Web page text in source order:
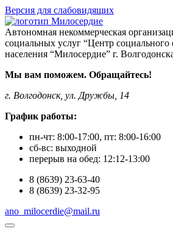
Версия для слабовидящих
Автономная некоммерческая
социальных услуг “Центр
населения “Милосердие” г.
Мы вам поможем. Обращайтесь!
г. Волгодонск, ул. Дружбы, 14
График работы:
пн-чт: 8:00-17:00, пт: 8:00-16:00
сб-вс: выходной
перерыв на обед: 12:12-13:00
8 (8639) 23-63-40
8 (8639) 23-32-95
ano_milocerdie@mail.ru